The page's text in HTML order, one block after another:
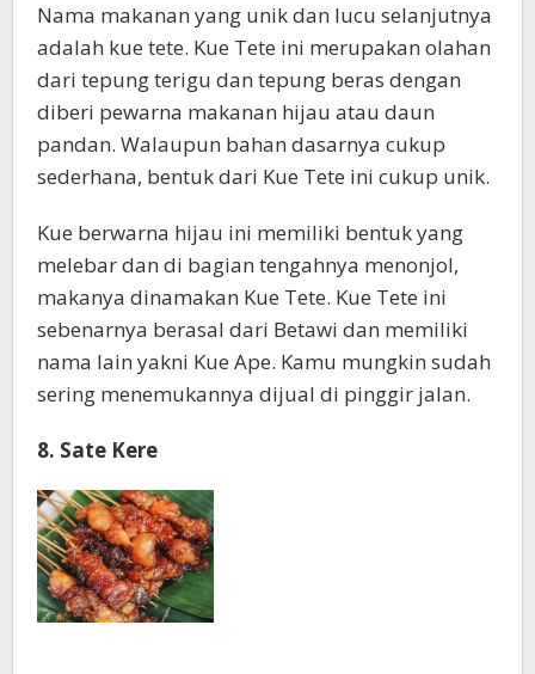
Nama makanan yang unik dan lucu selanjutnya
adalah kue tete. Kue Tete ini merupakan olahan
dari tepung terigu dan tepung beras dengan
diberi pewarna makanan hijau atau daun
pandan. Walaupun bahan dasarnya cukup
sederhana, bentuk dari Kue Tete ini cukup unik.
Kue berwarna hijau ini memiliki bentuk yang
melebar dan di bagian tengahnya menonjol,
makanya dinamakan Kue Tete. Kue Tete ini
sebenarnya berasal dari Betawi dan memiliki
nama lain yakni Kue Ape. Kamu mungkin sudah
sering menemukannya dijual di pinggir jalan.
8. Sate Kere